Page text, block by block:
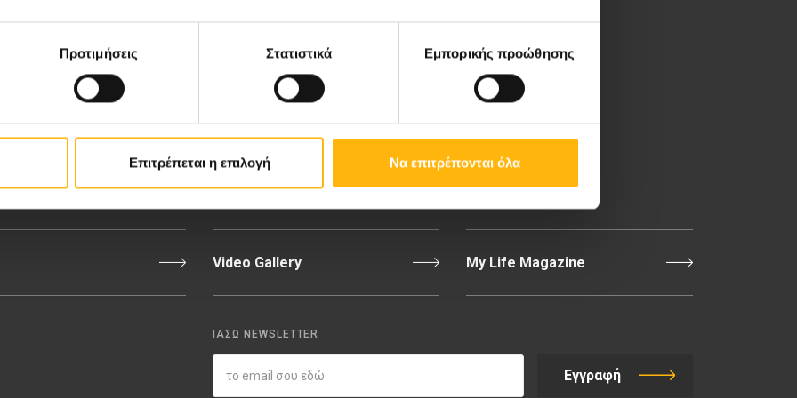
Προτιμήσεις Στατιστικά Εμπορικής προώθησης
Επιτρέπεται η επιλογή Να επιτρέπονται όλα
Ευκαιρίες Καριέρας
Εκδηλώσεις
Τηλ. Κέντρο: 210 61 84
000
Επικοινωνία
Video Gallery My Life Magazine
ΙΑΣΩ NEWSLETTER
Εγγραφή